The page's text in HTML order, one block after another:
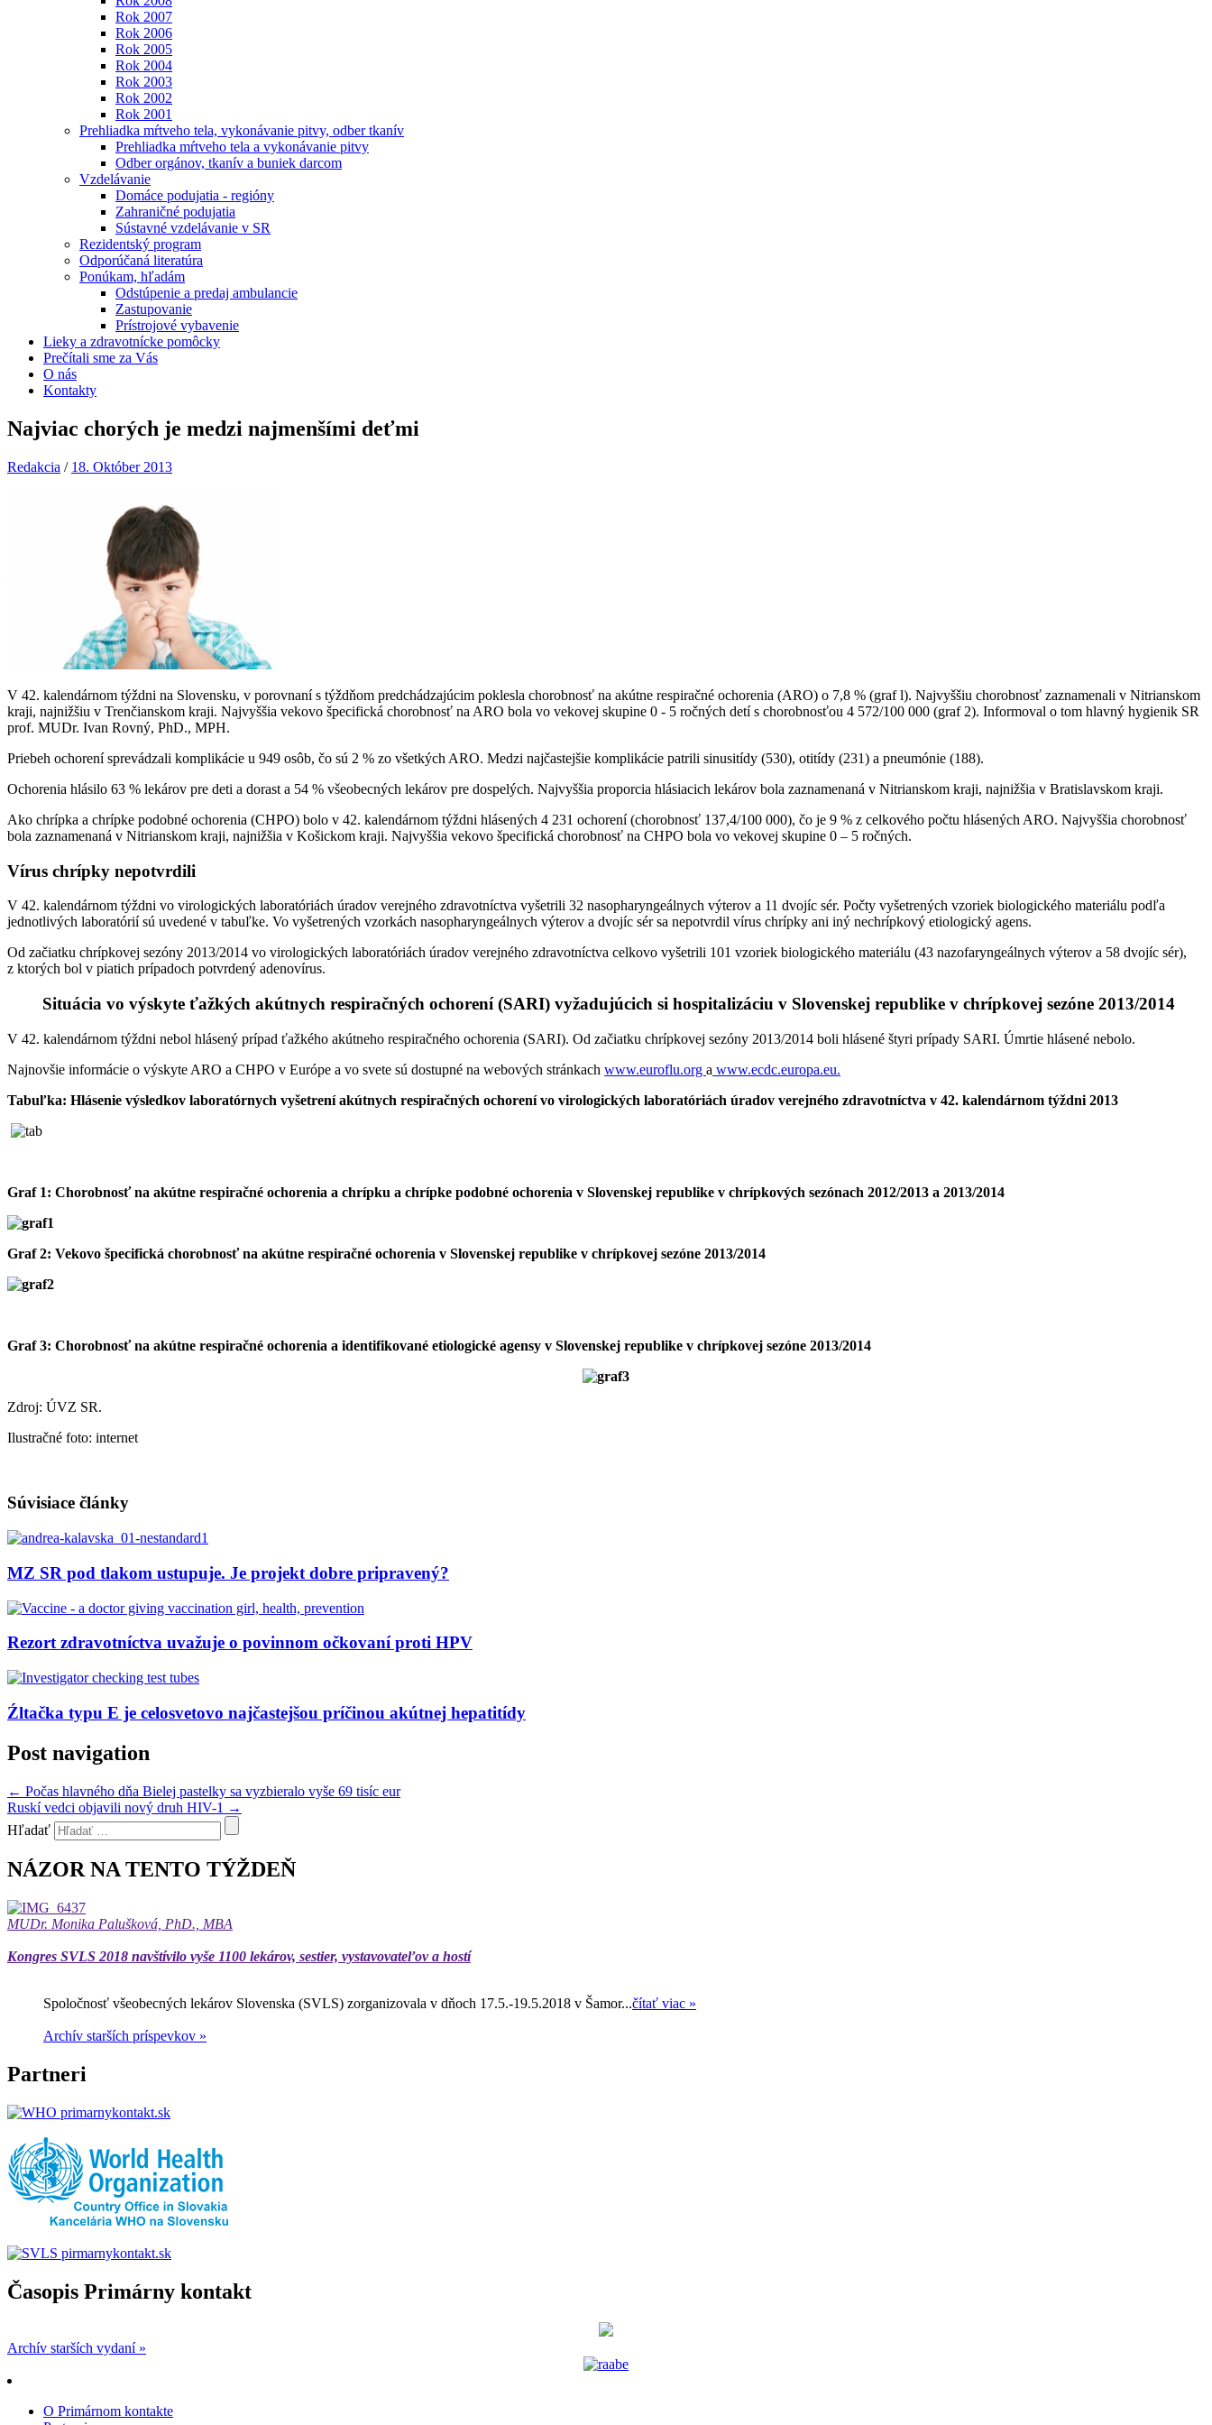
Rok 2007
Rok 2006
Rok 2005
Rok 2004
Rok 2003
Rok 2002
Rok 2001
Prehliadka mŕtveho tela, vykonávanie pitvy, odber tkanív
Prehliadka mŕtveho tela a vykonávanie pitvy
Odber orgánov, tkanív a buniek darcom
Vzdelávanie
Domáce podujatia - regióny
Zahraničné podujatia
Sústavné vzdelávanie v SR
Rezidentský program
Odporúčaná literatúra
Ponúkam, hľadám
Odstúpenie a predaj ambulancie
Zastupovanie
Prístrojové vybavenie
Lieky a zdravotnícke pomôcky
Prečítali sme za Vás
O nás
Kontakty
Najviac chorých je medzi najmenšími deťmi
Redakcia / 18. Október 2013
V 42. kalendárnom týždni na Slovensku, v porovnaní s týždňom predchádzajúcim poklesla chorobnosť na akútne respiračné ochorenia (ARO) o 7,8 % (graf l). Najvyššiu chorobnosť zaznamenali v Nitrianskom
kraji, najnižšiu v Trenčianskom kraji. Najvyššia vekovo špecifická chorobnosť na ARO bola vo vekovej skupine 0 - 5 ročných detí s chorobnosťou 4 572/100 000 (graf 2). Informoval o tom hlavný hygienik SR
prof. MUDr. Ivan Rovný, PhD., MPH.
Priebeh ochorení sprevádzali komplikácie u 949 osôb, čo sú 2 % zo všetkých ARO. Medzi najčastejšie komplikácie patrili sinusitídy (530), otitídy (231) a pneumónie (188).
Ochorenia hlásilo 63 % lekárov pre deti a dorast a 54 % všeobecných lekárov pre dospelých. Najvyššia proporcia hlásiacich lekárov bola zaznamenaná v Nitrianskom kraji, najnižšia v Bratislavskom kraji.
Ako chrípka a chrípke podobné ochorenia (CHPO) bolo v 42. kalendárnom týždni hlásených 4 231 ochorení (chorobnosť 137,4/100 000), čo je 9 % z celkového počtu hlásených ARO. Najvyššia chorobnosť
bola zaznamenaná v Nitrianskom kraji, najnižšia v Košickom kraji. Najvyššia vekovo špecifická chorobnosť na CHPO bola vo vekovej skupine 0 – 5 ročných.
Vírus chrípky nepotvrdili
V 42. kalendárnom týždni vo virologických laboratóriách úradov verejného zdravotníctva vyšetrili 32 nasopharyngeálnych výterov a 11 dvojíc sér. Počty vyšetrených vzoriek biologického materiálu podľa
jednotlivých laboratórií sú uvedené v tabuľke. Vo vyšetrených vzorkách nasopharyngeálnych výterov a dvojíc sér sa nepotvrdil vírus chrípky ani iný nechrípkový etiologický agens.
Od začiatku chrípkovej sezóny 2013/2014 vo virologických laboratóriách úradov verejného zdravotníctva celkovo vyšetrili 101 vzoriek biologického materiálu (43 nazofaryngeálnych výterov a 58 dvojíc sér),
z ktorých bol v piatich prípadoch potvrdený adenovírus.
Situácia vo výskyte ťažkých akútnych respiračných ochorení (SARI) vyžadujúcich si hospitalizáciu v Slovenskej republike v chrípkovej sezóne 2013/2014
V 42. kalendárnom týždni nebol hlásený prípad ťažkého akútneho respiračného ochorenia (SARI). Od začiatku chrípkovej sezóny 2013/2014 boli hlásené štyri prípady SARI. Úmrtie hlásené nebolo.
Najnovšie informácie o výskyte ARO a CHPO v Európe a vo svete sú dostupné na webových stránkach www.euroflu.org a www.ecdc.europa.eu.
Tabuľka: Hlásenie výsledkov laboratórnych vyšetrení akútnych respiračných ochorení vo virologických laboratóriách úradov verejného zdravotníctva v 42. kalendárnom týždni 2013
Graf 1: Chorobnosť na akútne respiračné ochorenia a chrípku a chrípke podobné ochorenia v Slovenskej republike v chrípkových sezónach 2012/2013 a 2013/2014
Graf 2: Vekovo špecifická chorobnosť na akútne respiračné ochorenia v Slovenskej republike v chrípkovej sezóne 2013/2014
Graf 3: Chorobnosť na akútne respiračné ochorenia a identifikované etiologické agensy v Slovenskej republike v chrípkovej sezóne 2013/2014
Zdroj: ÚVZ SR.
Ilustračné foto: internet
Súvisiace články
MZ SR pod tlakom ustupuje. Je projekt dobre pripravený?
Rezort zdravotníctva uvažuje o povinnom očkovaní proti HPV
Źltačka typu E je celosvetovo najčastejšou príčinou akútnej hepatitídy
Post navigation
← Počas hlavného dňa Bielej pastelky sa vyzbieralo vyše 69 tisíc eur
Ruskí vedci objavili nový druh HIV-1 →
Hľadať
NÁZOR NA TENTO TÝŽDEŇ
MUDr. Monika Palušková, PhD., MBA
Kongres SVLS 2018 navštívilo vyše 1100 lekárov, sestier, vystavovateľov a hostí
Spoločnosť všeobecných lekárov Slovenska (SVLS) zorganizovala v dňoch 17.5.-19.5.2018 v Šamor...čítať viac »
Archív starších príspevkov »
Partneri
Časopis Primárny kontakt
Archív starších vydaní »
O Primárnom kontakte